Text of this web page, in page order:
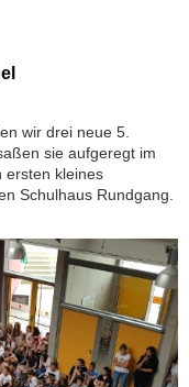
wir drei neue 5.
sie aufgeregt im
ersten kleines
Schulhaus Rundgang.